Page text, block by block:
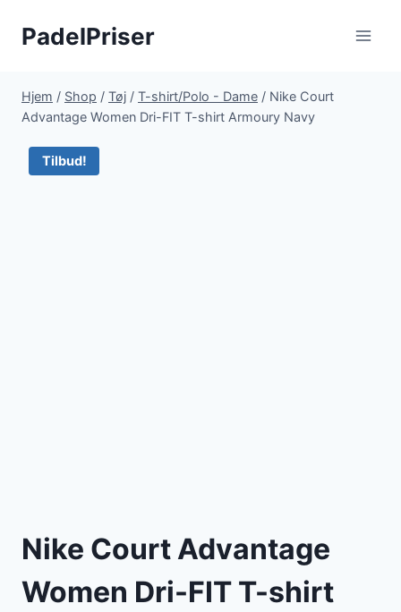
PadelPriser
Hjem / Shop / Tøj / T-shirt/Polo - Dame / Nike Court
Advantage Women Dri-FIT T-shirt Armoury Navy
Tilbud!
Nike Court Advantage
Women Dri-FIT T-shirt